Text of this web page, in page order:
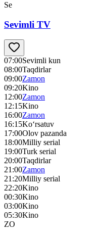
Se
Sevimli TV
07:00Sevimli kun
08:00Taqdirlar
09:00Zamon
09:20Kino
12:00Zamon
12:15Kino
16:00Zamon
16:15Ko‘rsatuv
17:00Olov pazanda
18:00Milliy serial
19:00Turk serial
20:00Taqdirlar
21:00Zamon
21:20Milliy serial
22:20Kino
00:30Kino
03:00Kino
05:30Kino
ZO